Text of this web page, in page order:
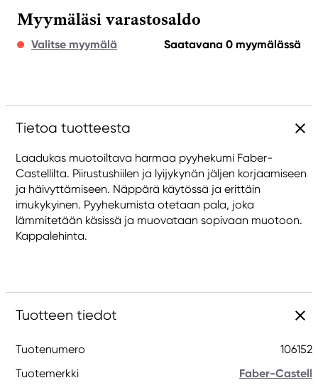
Myymäläsi varastosaldo
Valitse myymälä Saatavana 0 myymälässä
Tietoa tuotteesta
Laadukas muotoiltava harmaa pyyhekumi Faber-
Castellilta. Piirustushiilen ja lyijykynän jäljen korjaamiseen
ja häivyttämiseen. Näppärä käytössä ja erittäin
imukykyinen. Pyyhekumista otetaan pala, joka
lämmitetään käsissä ja muovataan sopivaan muotoon.
Kappalehinta.
Tuotteen tiedot
Tuotenumero
106152
Tuotemerkki
Faber-Castell